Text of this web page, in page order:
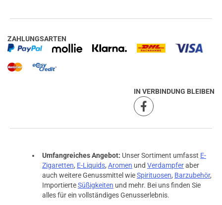
ZAHLUNGSARTEN
IN VERBINDUNG BLEIBEN
Umfangreiches Angebot: Unser Sortiment umfasst E-
Zigaretten, E-Liquids, Aromen und Verdampferaber
auch weitere Genussmittel wieSpirituosen, Barzubehör,
ImportierteSüßigkeiten und mehr. Bei uns finden Sie
alles für ein vollständiges Genusserlebnis.